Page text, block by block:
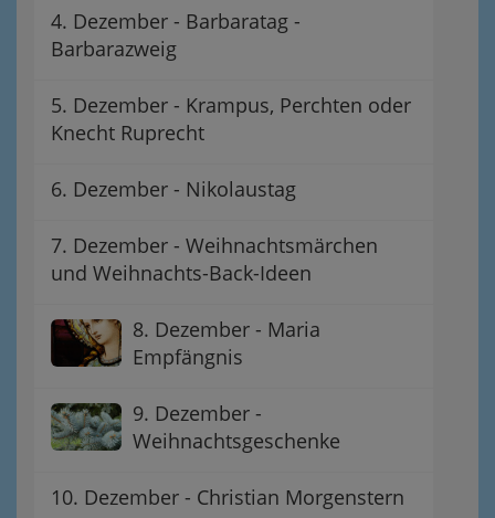
4. Dezember - Barbaratag -
Barbarazweig
5. Dezember - Krampus, Perchten oder
Knecht Ruprecht
6. Dezember - Nikolaustag
7. Dezember - Weihnachtsmärchen
und Weihnachts-Back-Ideen
8. Dezember - Maria
Empfängnis
9. Dezember -
Weihnachtsgeschenke
10. Dezember - Christian Morgenstern